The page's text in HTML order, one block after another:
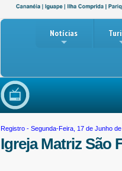
Notícias
Registro - Segunda-Feira, 17 de Junho
Igreja Matriz São